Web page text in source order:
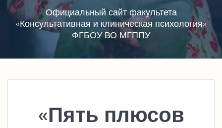
Официальный сайт факультета
«Консультативная и клиническая психология»
ФГБОУ ВО МГППУ
«Пять плюсов